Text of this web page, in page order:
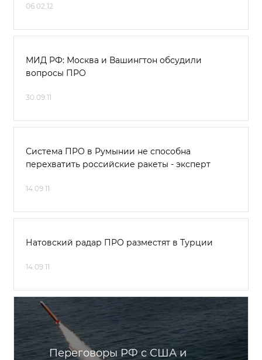
06.02.12
МИД РФ: Москва и Вашингтон обсудили
вопросы ПРО
30.09.11
Система ПРО в Румынии не способна
перехватить российские ракеты - эксперт
14.09.11
Натовский радар ПРО разместят в Турции
14.09.11
Переговоры РФ с США и